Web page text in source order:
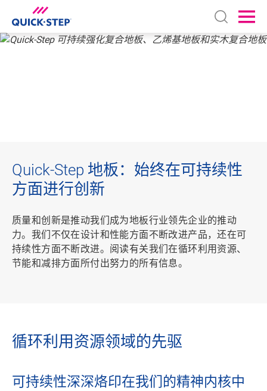
Open
地板可持续化
Quick-Step 地板：始终在可持续性
方面进行创新
质量和创新是推动我们成为地板行业领先企业的推动
力。我们不仅在设计和性能方面不断改进产品，还在可
持续性方面不断改进。阅读有关我们在循环利用资源、
节能和减排方面所付出努力的所有信息。
循环利用资源领域的先驱
可持续性深深烙印在我们的精神内核中